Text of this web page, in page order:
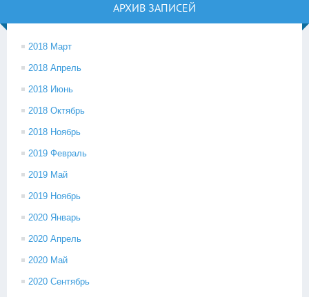
АРХИВ ЗАПИСЕЙ
2018 Март
2018 Апрель
2018 Июнь
2018 Октябрь
2018 Ноябрь
2019 Февраль
2019 Май
2019 Ноябрь
2020 Январь
2020 Апрель
2020 Май
2020 Сентябрь